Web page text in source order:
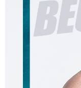
２．關於個人資料處理
https://aftee.tw/terms/
３．未成年的使用者請
「AFTEE先享後付」，
４．使用「AFTEE先享
時審查核予不同之上限
５．嚴禁一人註冊多個
恩沛科技股份有限公司